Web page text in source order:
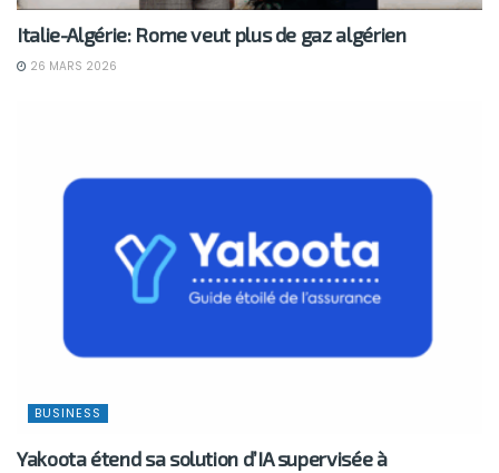
Italie-Algérie: Rome veut plus de gaz algérien
26 MARS 2026
BUSINESS
Yakoota étend sa solution d’IA supervisée à